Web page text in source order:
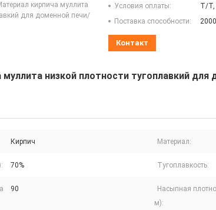
кирпича муллита
для доменной печи/
Условия оплаты:
T/T,
Поставка способности:
Контакт
муллита низкой плотности тугоплавкий
Кирпич Материал:
70% Тугоплавкость:
90
Насыпная
м):